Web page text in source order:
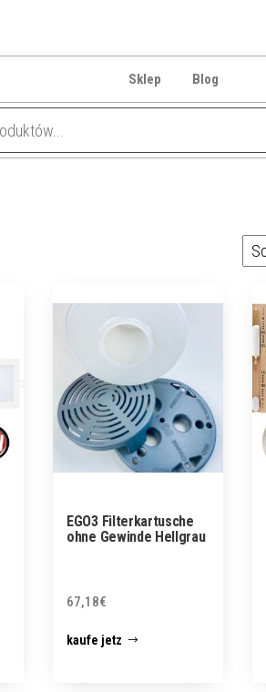
Sklep Blog
EGO3 Filterkartusche
ohne Gewinde Hellgrau
67,18€
kaufe jetz